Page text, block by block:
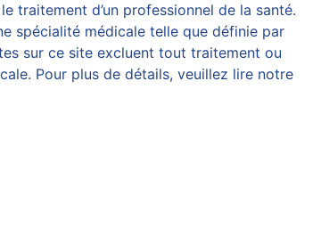
traitement d’un professionnel de la santé.
spécialité médicale telle que définie par
sur ce site excluent tout traitement ou
Pour plus de détails, veuillez lire notre